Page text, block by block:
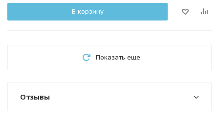
В корзину
Показать еще
Отзывы